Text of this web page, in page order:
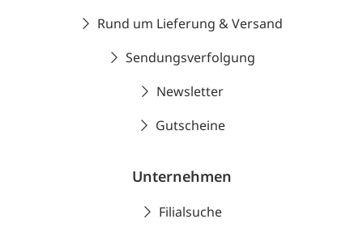
Rund um Lieferung & Versand
Sendungsverfolgung
Newsletter
Gutscheine
Unternehmen
Filialsuche